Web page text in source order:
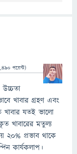
পয়েন্ট)
খাবার গ্রহণ এবং
খাবার যতই ভালো
খাবারের মতুল্য
২০% প্রভাব থাকে
কার্যকলাপ।